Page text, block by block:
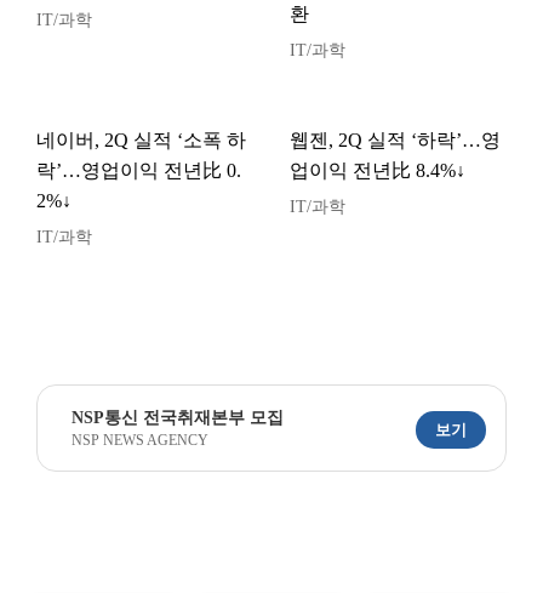
IT/과학
환
IT/과학
네이버, 2Q 실적 ‘소폭 하
락’…영업이익 전년比 0.
2%↓
IT/과학
웹젠, 2Q 실적 ‘하락’…영
업이익 전년比 8.4%↓
IT/과학
NSP통신 전국취재본부 모집
NSP NEWS AGENCY
보기